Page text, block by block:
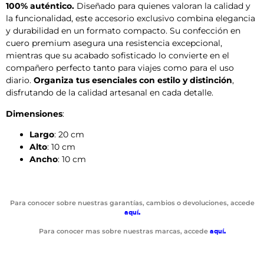
100% auténtico. Diseñado para quienes valoran la calidad y
la funcionalidad, este accesorio exclusivo combina elegancia
y durabilidad en un formato compacto. Su confección en
cuero premium asegura una resistencia excepcional,
mientras que su acabado sofisticado lo convierte en el
compañero perfecto tanto para viajes como para el uso
diario. Organiza tus esenciales con estilo y distinción,
disfrutando de la calidad artesanal en cada detalle.
Dimensiones:
Largo: 20 cm
Alto: 10 cm
Ancho: 10 cm
Para conocer sobre nuestras garantías, cambios o devoluciones, accede
aquí.
Para conocer mas sobre nuestras marcas, accede aquí.